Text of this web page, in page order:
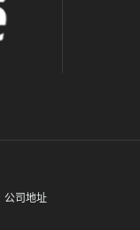
公司地址